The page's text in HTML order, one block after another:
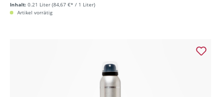
Inhalt: 0.21 Liter (84,67 €* / 1 Liter)
Artikel vorrätig